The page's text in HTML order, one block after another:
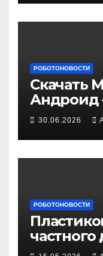
РОБОТОНОВОСТИ
Скачать
Андроид
30.06.2026
РОБОТОНОВОСТИ